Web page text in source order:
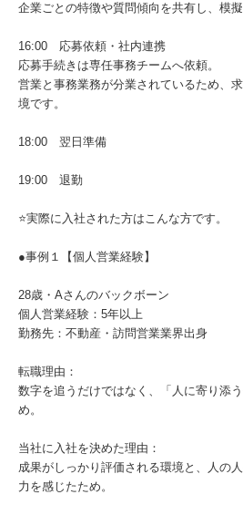
企業ごとの特徴や質問傾向を共有し、模
16:00 応募依頼・社内連携
応募手続きは専任事務チームへ依頼。
営業と事務業務が分業されているため、
境です。
18:00 翌日準備
19:00 退勤
⭐実際に入社された方はこんな方です。
●事例１【個人営業経験】
28歳・Aさんのバックボーン
個人営業経験：5年以上
勤務先：不動産・訪問営業業界出身
転職理由：
数字を追うだけではなく、「人に寄り添
め。
当社に入社を決めた理由：
成果がしっかり評価される環境と、人の
力を感じたため。